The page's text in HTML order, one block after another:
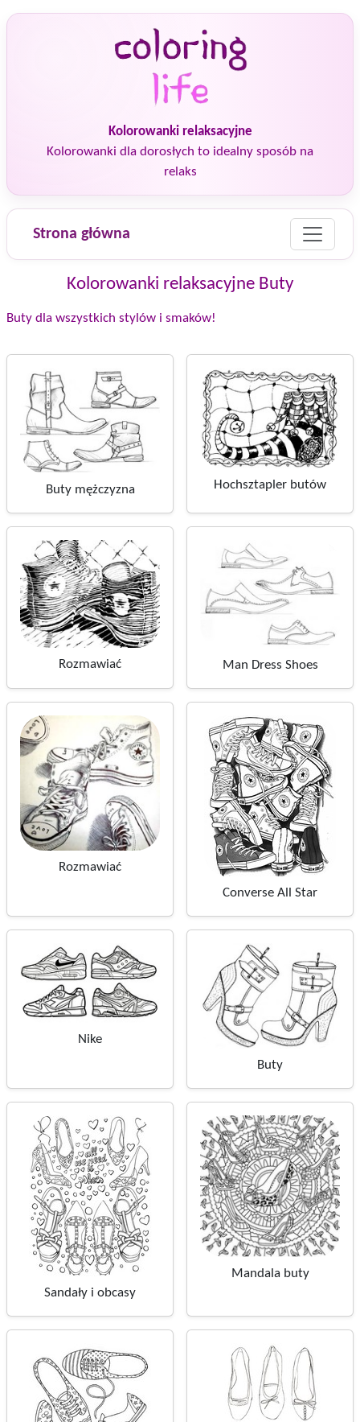
Kolorowanki relaksacyjne
Kolorowanki dla dorosłych to idealny sposób na
relaks
Strona główna
Kolorowanki relaksacyjne Buty
Buty dla wszystkich stylów i smaków!
Buty mężczyzna Hochsztapler butów
Rozmawiać Man Dress Shoes
Rozmawiać
Converse All Star
Nike
Buty
Sandały i obcasy
Mandala buty